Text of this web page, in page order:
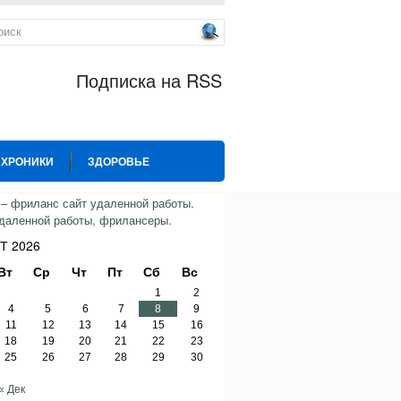
Подписка на RSS
ЗДОРОВЬЕ
СПОРТ ТВИТТЕР
2026
Ср Чт Пт Сб Вс
Дек
1
2
4
5 6 7 8
9
11
12 13 14 15
16
18
19 20 21 22
23
25
26 27 28 29 30